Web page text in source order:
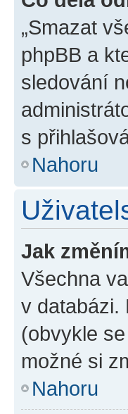
„Smazat
phpBB a
sledování
s
Nahoru
Jak
Všechna
v databázi.
(obvykle
možné si
Nahoru